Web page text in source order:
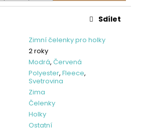
Zimní čelenky pro holky
2 roky
Modrá, Červená
Polyester, Fleece,
Svetrovina
Zima
Čelenky
Holky
Ostatní
Sdílet